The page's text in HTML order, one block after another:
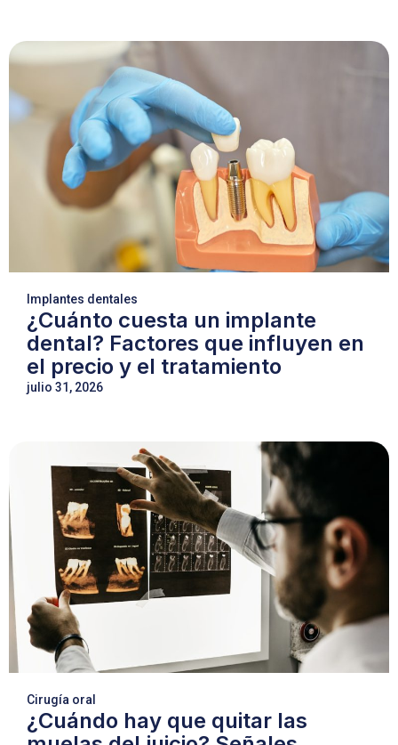
Implantes dentales
¿Cuánto cuesta un implante
dental? Factores que influyen en
el precio y el tratamiento
julio 31, 2026
Cirugía oral
¿Cuándo hay que quitar las